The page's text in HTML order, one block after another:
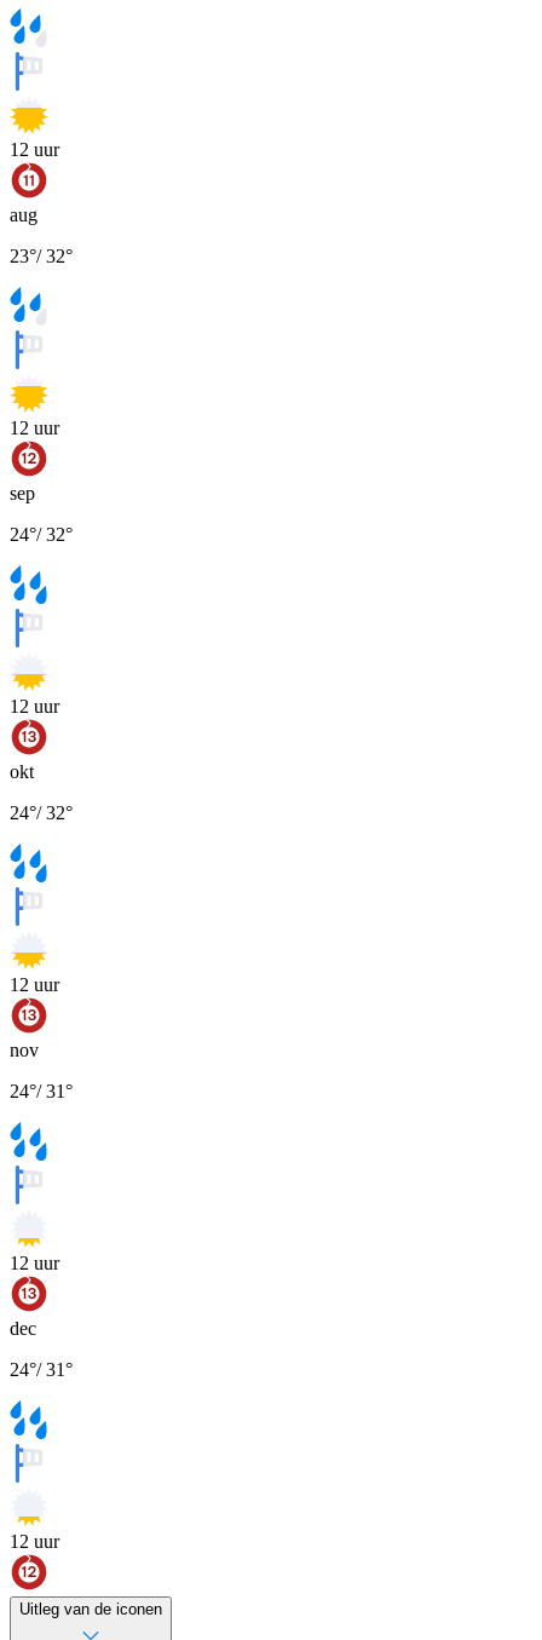
12 uur
aug
23°/32°
12 uur
sep
24°/32°
12 uur
okt
24°/32°
12 uur
nov
24°/31°
12 uur
dec
24°/31°
12 uur
Uitleg van de iconen